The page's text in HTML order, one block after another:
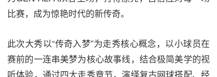
比赛，成为惊艳时代的新传奇。
此次大秀以“传奇入梦”为走秀核心概念，以小球员在
赛前的一连串美梦为核心故事线，结合极简美学的视
听体验，通过四大走秀章节，演绎复古网球搭配、经